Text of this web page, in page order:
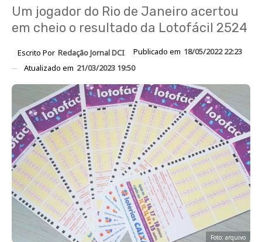
Um jogador do Rio de Janeiro acertou
em cheio o resultado da Lotofácil 2524
Escrito Por Redação Jornal DCI Publicado em 18/05/2022 22:23
Atualizado em 21/03/2023 19:50
Foto: arquivo